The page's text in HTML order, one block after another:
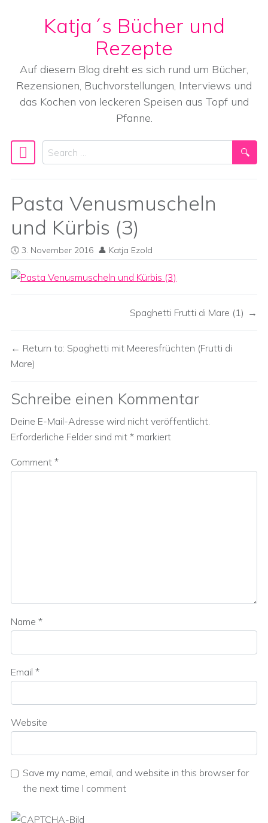
Skip to content
Katja´s Bücher und
Rezepte
Auf diesem Blog dreht es sich rund um Bücher,
Rezensionen, Buchvorstellungen, Interviews und
das Kochen von leckeren Speisen aus Topf und
Pfanne.
Main Navigation
Search
Pasta Venusmuscheln
und Kürbis (3)
3. November 2016 Katja Ezold
Spaghetti Frutti di Mare (1)
Return to: Spaghetti mit Meeresfrüchten (Frutti di
Mare)
Schreibe einen Kommentar
Deine E-Mail-Adresse wird nicht veröffentlicht.
Erforderliche Felder sind mit * markiert
Comment *
Name *
Email *
Website
Save my name, email, and website in this browser for
the next time I comment